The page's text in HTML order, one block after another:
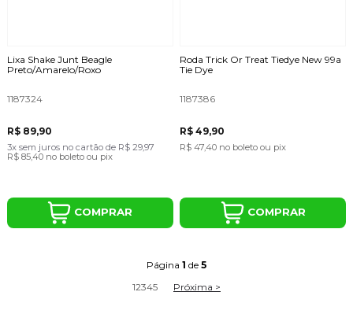
Lixa Shake Junt Beagle
Preto/Amarelo/Roxo
1187324
R$ 89,90
3x sem juros no cartãode R$ 29,97
R$ 85,40 no boleto ou pix
COMPRAR
Roda Trick Or Treat Tiedye New 99a
Tie Dye
1187386
R$ 49,90
R$ 47,40 no boleto ou pix
COMPRAR
Página 1 de 5
12345 Próxima >